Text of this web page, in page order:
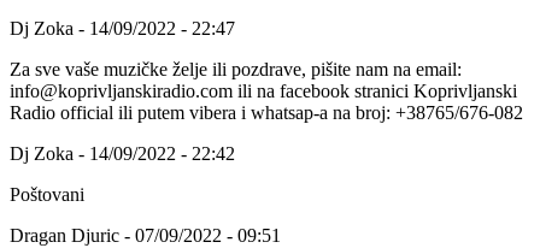
Dj Zoka - 14/09/2022 - 22:47
Za sve vaše muzičke želje ili pozdrave, pišite nam na email:
info@koprivljanskiradio.com ili na facebook stranici Koprivljanski
Radio official ili putem vibera i whatsap-a na broj: +38765/676-082
Dj Zoka - 14/09/2022 - 22:42
Poštovani
Dragan Djuric - 07/09/2022 - 09:51